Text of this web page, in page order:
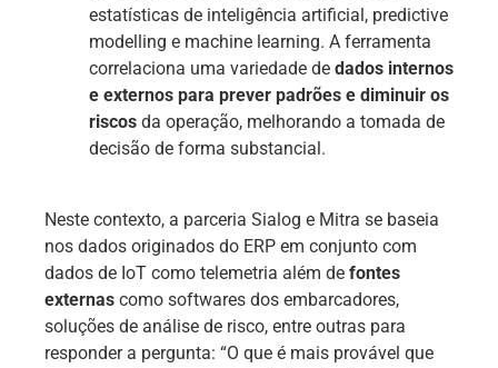
estatísticas de inteligência artificial, predictive
modelling e machine learning. A ferramenta
correlaciona uma variedade de dados internos
e externos para prever padrões e diminuir os
riscos da operação, melhorando a tomada de
decisão de forma substancial.
Neste contexto, a parceria Sialog e Mitra se baseia
nos dados originados do ERP em conjunto com
dados de IoT como telemetria além de fontes
externas como softwares dos embarcadores,
soluções de análise de risco, entre outras para
responder a pergunta: “O que é mais provável que